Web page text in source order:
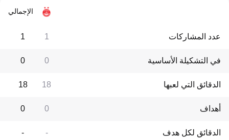
الإجمالي
عدد المشاركات 1
1
في التشكيلة الأساسية 0
0
الدقائق التي لعبها 18
18
أهداف 0
0
الدقائق لكل هدف -
-